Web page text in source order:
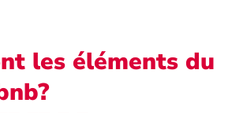
les éléments du